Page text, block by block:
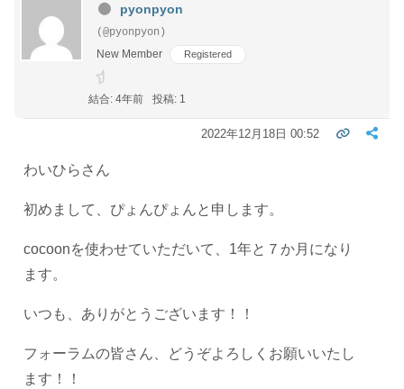
pyonpyon
(@pyonpyon)
New Member
Registered
結合: 4年前 投稿: 1
2022年12月18日 00:52
わいひらさん
初めまして、ぴょんぴょんと申します。
cocoonを使わせていただいて、1年と７か月になり
ます。
いつも、ありがとうございます！！
フォーラムの皆さん、どうぞよろしくお願いいたし
ます！！